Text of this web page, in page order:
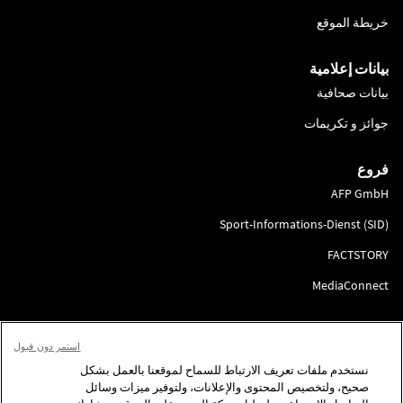
خريطة الموقع
بيانات إعلامية
بيانات صحافية
جوائز و تكريمات
فروع
AFP GmbH
Sport-Informations-Dienst (SID)
FACTSTORY
MediaConnect
نستخدم ملفات تعريف الارتباط للسماح لموقعنا بالعمل بشكل
صحيح، ولتخصيص المحتوى والإعلانات، ولتوفير ميزات وسائل
استمر دون قبول